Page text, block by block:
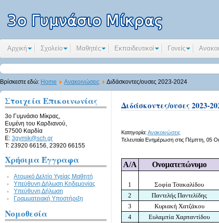
Αρχική Σχολείο Μαθητές Εκπαιδευτικοί Γονείς
Βρίσκεστε εδώ: Home Ανακοινώσεις Διδάσκοντες/ουσες 2023-2024
Στοιχεία Επικοινωνίας
3ο Γυμνάσιο Μίκρας,
Ευμένη του Καρδιανού,
57500 Καρδία
E: 3gymik@sch.gr
Τ: 23920 66156, 23920 66155
Χρήσιμα Έγγραφα
Ατομικό Δελτίο Υγείας Μαθητή
Υπεύθυνη Δήλωση Kηδεμονίας
Υπεύθυνη Δήλωση
Γραμματειακή Υποστήριξη
Νομοθεσία
Διδάσκοντες/ουσες 2023-
Κατηγορία: Ανακοινώσεις
Τελευταία Ενημέρωση στις Πέμπτη, 05
Α/Α Ονοματεπώνυμο
1
Σοφία Τσακαλίδου
2
Παντελής Παντελίδης
3
Κυριακή Χατζάκου
4
Ευλαμπία Χαρπαντίδου